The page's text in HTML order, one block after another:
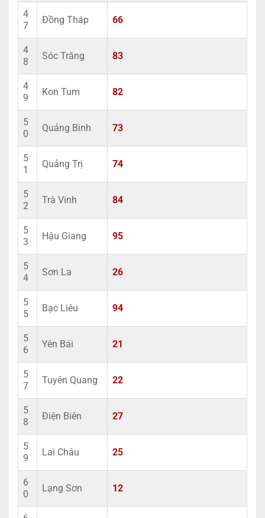
4
7
Đồng Tháp 66
4
8
Sóc Trăng 83
4
9
Kon Tum 82
5
0
Quảng Bình 73
5
1
Quảng Trị 74
5
2
Trà Vinh 84
5
3
Hậu Giang 95
5
4
Sơn La 26
5
5
Bạc Liêu 94
5
6
Yên Bái 21
5
7
Tuyên Quang 22
5
8
Điện Biên 27
5
9
Lai Châu 25
6
0
Lạng Sơn 12